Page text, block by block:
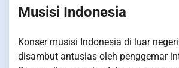
Musisi Indonesia
Konser musisi Indonesia di luar
disambut antusias oleh penggemar